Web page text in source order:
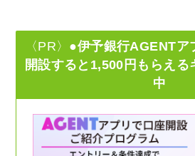
〈PR〉 ●伊予銀行AGENTア
開設すると1,500円もらえる
中